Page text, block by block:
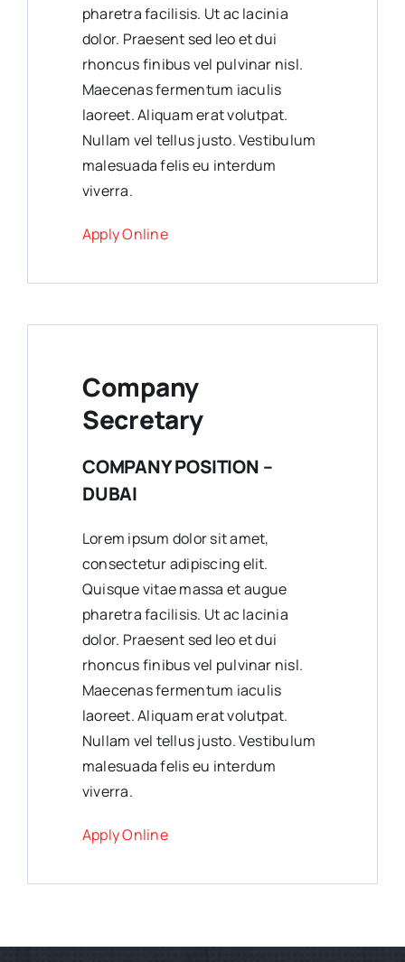
pharetra facilisis. Ut ac lacinia
dolor. Praesent sed leo et dui
rhoncus finibus vel pulvinar nisl.
Maecenas fermentum iaculis
laoreet. Aliquam erat volutpat.
Nullam vel tellus justo. Vestibulum
malesuada felis eu interdum
viverra.
Apply Online
Company
Secretary
COMPANY POSITION –
DUBAI
Lorem ipsum dolor sit amet,
consectetur adipiscing elit.
Quisque vitae massa et augue
pharetra facilisis. Ut ac lacinia
dolor. Praesent sed leo et dui
rhoncus finibus vel pulvinar nisl.
Maecenas fermentum iaculis
laoreet. Aliquam erat volutpat.
Nullam vel tellus justo. Vestibulum
malesuada felis eu interdum
viverra.
Apply Online